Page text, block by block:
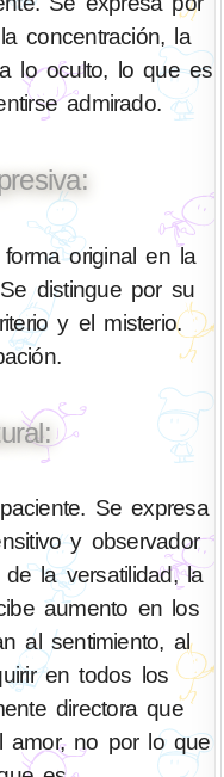
concentración, la
lo oculto, lo que es
admirado.
original en la
distingue por su
y el misterio.
Se expresa
y observador
la versatilidad, la
aumento en los
al sentimiento, al
en todos los
directora que
amor, no por lo que